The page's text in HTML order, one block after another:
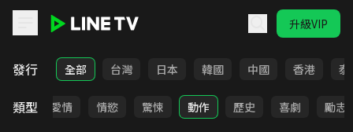
升級VIP
LINE TV - 電影
發行 全部 台灣 日本 韓國 中國 香港 泰
類型
全部 愛情 情慾 驚悚 動作 歷史 喜劇 勵志